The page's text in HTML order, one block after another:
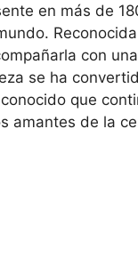
en más de
con
se ha
que
amantes de la